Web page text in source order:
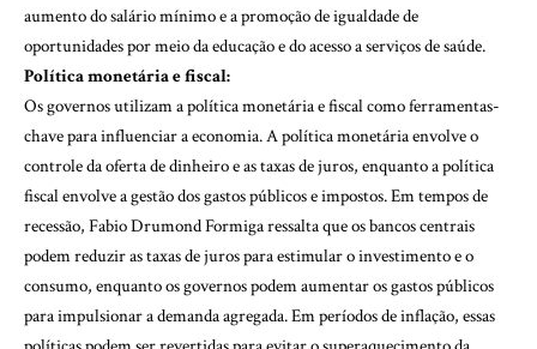
aumento do salário mínimo e a promoção de igualdade de
oportunidades por meio da educação e do acesso a serviços de saúde.
Política monetária e fiscal:
Os governos utilizam a política monetária e fiscal como ferramentas-
chave para influenciar a economia. A política monetária envolve o
controle da oferta de dinheiro e as taxas de juros, enquanto a política
fiscal envolve a gestão dos gastos públicos e impostos. Em tempos de
recessão, Fabio Drumond Formiga ressalta que os bancos centrais
podem reduzir as taxas de juros para estimular o investimento e o
consumo, enquanto os governos podem aumentar os gastos públicos
para impulsionar a demanda agregada. Em períodos de inflação, essas